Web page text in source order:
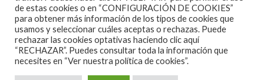
2007 COPYRIGHT -CODETIPITHEME
de estas cookies o en “CONFIGURACIÓN DE COOKIES”
para obtener más información de los tipos de cookies que
usamos y seleccionar cuáles aceptas o rechazas. Puede
rechazar las cookies optativas haciendo clic aquí
“RECHAZAR”. Puedes consultar toda la información que
necesites en “Ver nuestra política de cookies”.